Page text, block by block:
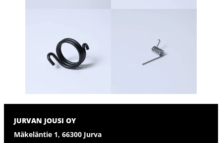
JURVAN JOUSI OY
Mäkeläntie 1, 66300 Jurva